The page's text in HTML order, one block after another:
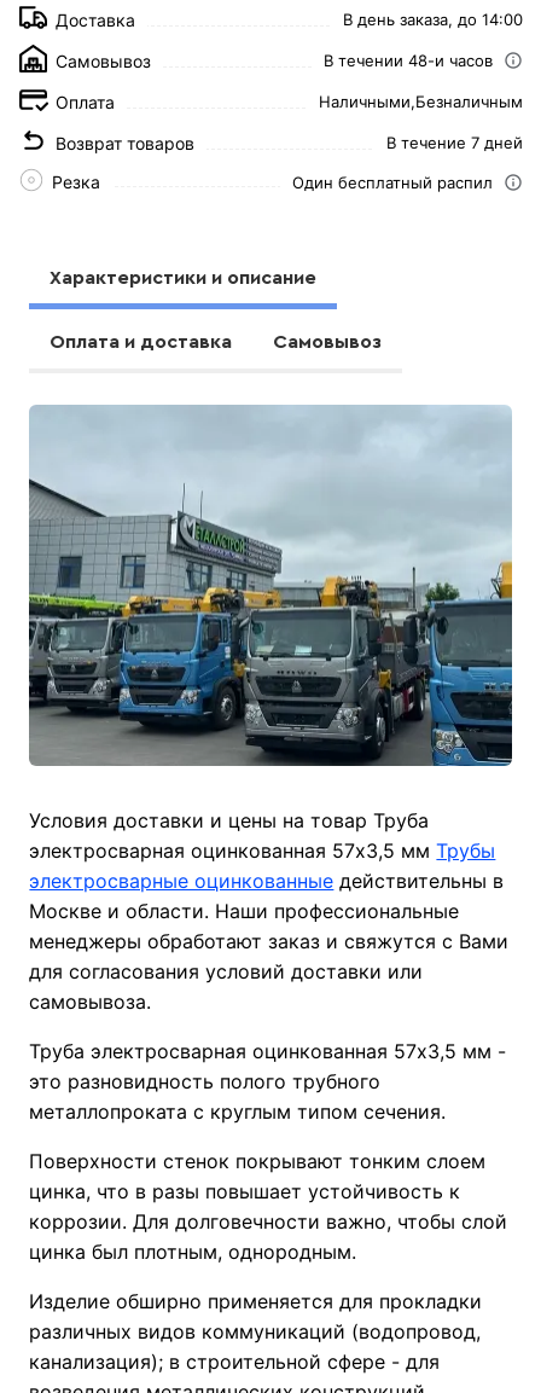
Доставка В день заказа, до 14:00
Самовывоз В течении 48-и часов
Оплата Наличными,Безналичным
Возврат товаров В течение 7 дней
Резка Один бесплатный распил
Характеристики и описание
Оплата и доставка Самовывоз
Условия доставки и цены на товар Труба
электросварная оцинкованная 57х3,5 ммТрубы
электросварные оцинкованные действительны в
Москве и области. Наши профессиональные
менеджеры обработают заказ и свяжутся с Вами
для согласования условий доставки или
самовывоза.
Труба электросварная оцинкованная 57х3,5 мм -
это разновидность полого трубного
металлопроката с круглым типом сечения.
Поверхности стенок покрывают тонким слоем
цинка, что в разы повышает устойчивость к
коррозии. Для долговечности важно, чтобы слой
цинка был плотным, однородным.
Изделие обширно применяется для прокладки
различных видов коммуникаций (водопровод,
канализация); в строительной сфере - для